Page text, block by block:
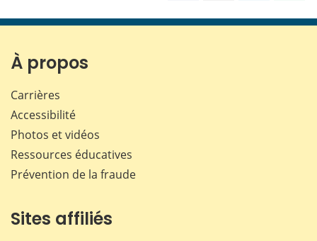
page page page page
À propos
Carrières
Accessibilité
Photos et vidéos
Ressources éducatives
Prévention de la fraude
Sites affiliés